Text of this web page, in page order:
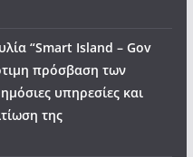
“Smart Island – Gov
πρόσβαση των
υπηρεσίες και
της